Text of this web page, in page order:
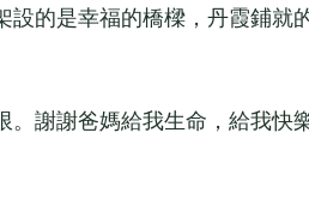
的是幸福的橋樑，丹霞鋪就
謝謝爸媽給我生命，給我快